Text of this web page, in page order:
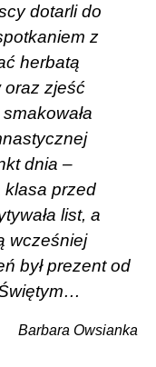
dotarli do
z
herbatą
oraz zjeść
dnia –
klasa przed
list, a
wcześniej
był prezent od
Barbara Owsianka